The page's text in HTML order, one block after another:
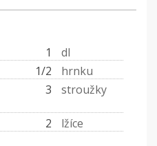
1
dl
1/2
hrnku
3
stroužky
2 lžíce